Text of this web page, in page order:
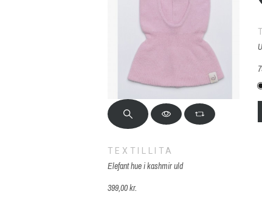
TEXTILLITA
Elefant hue i kashmir uld
399,00 kr.